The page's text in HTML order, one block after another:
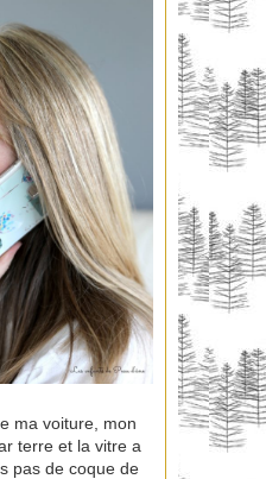
ma voiture, mon
terre et la vitre a
pas de coque de